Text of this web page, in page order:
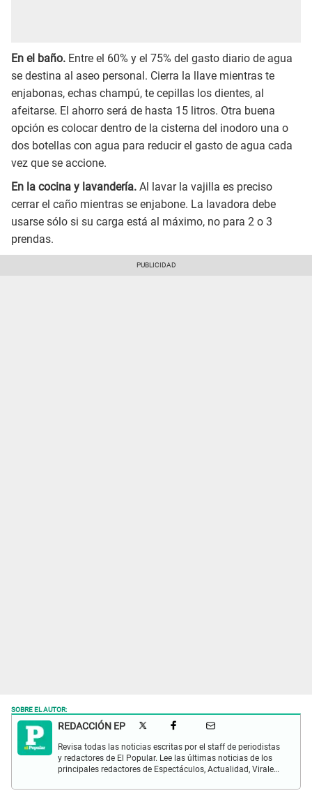
En el baño. Entre el 60% y el 75% del gasto diario de agua
se destina al aseo personal. Cierra la llave mientras te
enjabonas, echas champú, te cepillas los dientes, al
afeitarse. El ahorro será de hasta 15 litros. Otra buena
opción es colocar dentro de la cisterna del inodoro una o
dos botellas con agua para reducir el gasto de agua cada
vez que se accione.
En la cocina y lavandería. Al lavar la vajilla es preciso
cerrar el caño mientras se enjabone. La lavadora debe
usarse sólo si su carga está al máximo, no para 2 o 3
prendas.
SOBRE EL AUTOR:
REDACCIÓN EP
Revisa todas las noticias escritas por el staff de periodistas
y redactores de El Popular. Lee las últimas noticias de los
principales redactores de Espectáculos, Actualidad, Virales,